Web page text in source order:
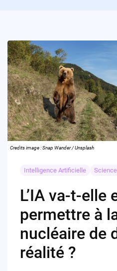
Credits image : Snap Wander / Unsplash
Intelligence Artificielle
L’IA va-t-elle
permettre à
nucléaire de
réalité ?